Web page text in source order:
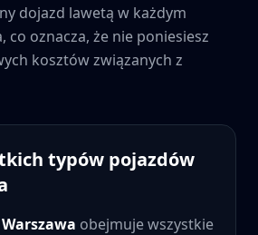
dojazd lawetą w każdym
, co oznacza, że nie poniesiesz
kosztów związanych z
typów pojazdów
Warszawa obejmuje wszystkie